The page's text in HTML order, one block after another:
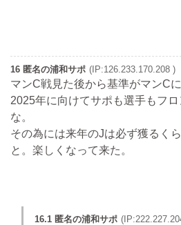
16 匿名の浦和サポ (IP:126.233.170.208 )
マンC戦見た後から基準がマンC
2025年に向けてサポも選手もフ
な。
その為には来年のJは必ず獲るく
と。楽しくなって来た。
16.1 匿名の浦和サポ